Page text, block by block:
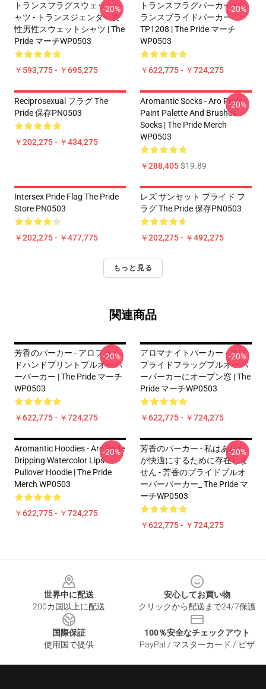
トランスフラグスウェットシ
ャツ - トランスジェンダー女
性男性スウェットシャツ | The
Pride マーチWP0503
￥593,775 - ￥695,275
-20%
トランスフラグパーカー - ト
ランスプライドパーカー
TP1208 | The Pride マーチ
WP0503
￥622,775 - ￥724,275
-20%
Reciprosexual フラグ The
Pride 保存PN0503
￥202,275 - ￥434,275
Aromantic Socks - Aro Pride
Paint Palette And Brushes
Socks | The Pride Merch
WP0503
￥288,405$19.89
-20%
Intersex Pride Flag The Pride
Store PN0503
￥202,275 - ￥477,775
レズ サンセット プライド フ
ラグ The Pride 保存PN0503
￥202,275 - ￥492,275
もっと見る
関連商品
芳香のパーカー - アロプライ
ドハンドプリントプルオーバ
ーパーカー | The Pride マーチ
WP0503
￥622,775 - ￥724,275
-20%
アロマナイトパーカー - アロ
プライドフラッグプルオーバ
ーパーカーにオープン窓 | The
Pride マーチWP0503
￥622,775 - ￥724,275
-20%
Aromantic Hoodies - Aro Pride
Dripping Watercolor Lips
Pullover Hoodie | The Pride
Merch WP0503
￥622,775 - ￥724,275
-20%
芳香のパーカー - 私はあなた
が快適にするために存在しま
せん - 芳香のプライドプルオ
ーバーパーカー_ The Pride マ
ーチWP0503
￥622,775 - ￥724,275
-20%
世界中に配送
200カ国以上に配送
安心してお買い物
クリックから配送まで24/7保護
国際保証
使用国で提供
100％安全なチェックアウト
PayPal / マスターカード / ビザ